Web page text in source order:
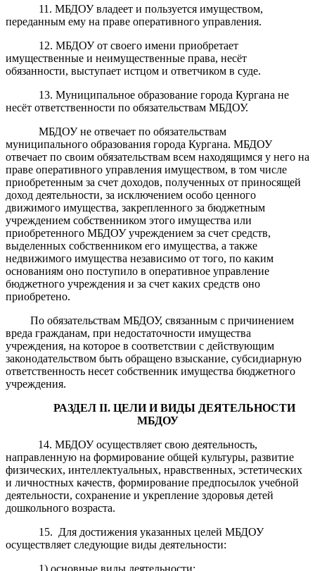
11. МБДОУ владеет и пользуется имуществом,
переданным ему на праве оперативного управления.
12. МБДОУ от своего имени приобретает
имущественные и неимущественные права, несёт
обязанности, выступает истцом и ответчиком в суде.
13. Муниципальное образование города Кургана не
несёт ответственности по обязательствам МБДОУ.
МБДОУ не отвечает по обязательствам
муниципального образования города Кургана. МБДОУ
отвечает по своим обязательствам всем находящимся у него на
праве оперативного управления имуществом, в том числе
приобретенным за счет доходов, полученных от приносящей
доход деятельности, за исключением особо ценного
движимого имущества, закрепленного за бюджетным
учреждением собственником этого имущества или
приобретенного МБДОУ учреждением за счет средств,
выделенных собственником его имущества, а также
недвижимого имущества независимо от того, по каким
основаниям оно поступило в оперативное управление
бюджетного учреждения и за счет каких средств оно
приобретено.
По обязательствам МБДОУ, связанным с причинением
вреда гражданам, при недостаточности имущества
учреждения, на которое в соответствии с действующим
законодательством быть обращено взыскание, субсидиарную
ответственность несет собственник имущества бюджетного
учреждения.
РАЗДЕЛ II. ЦЕЛИ И ВИДЫ ДЕЯТЕЛЬНОСТИ
МБДОУ
14. МБДОУ осуществляет свою деятельность,
направленную на формирование общей культуры, развитие
физических, интеллектуальных, нравственных, эстетических
и личностных качеств, формирование предпосылок учебной
деятельности, сохранение и укрепление здоровья детей
дошкольного возраста.
15. Для достижения указанных целей МБДОУ
осуществляет следующие виды деятельности:
1) основные виды деятельности: